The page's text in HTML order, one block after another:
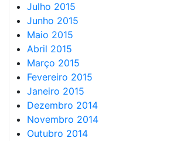
Julho 2015
Junho 2015
Maio 2015
Abril 2015
Março 2015
Fevereiro 2015
Janeiro 2015
Dezembro 2014
Novembro 2014
Outubro 2014